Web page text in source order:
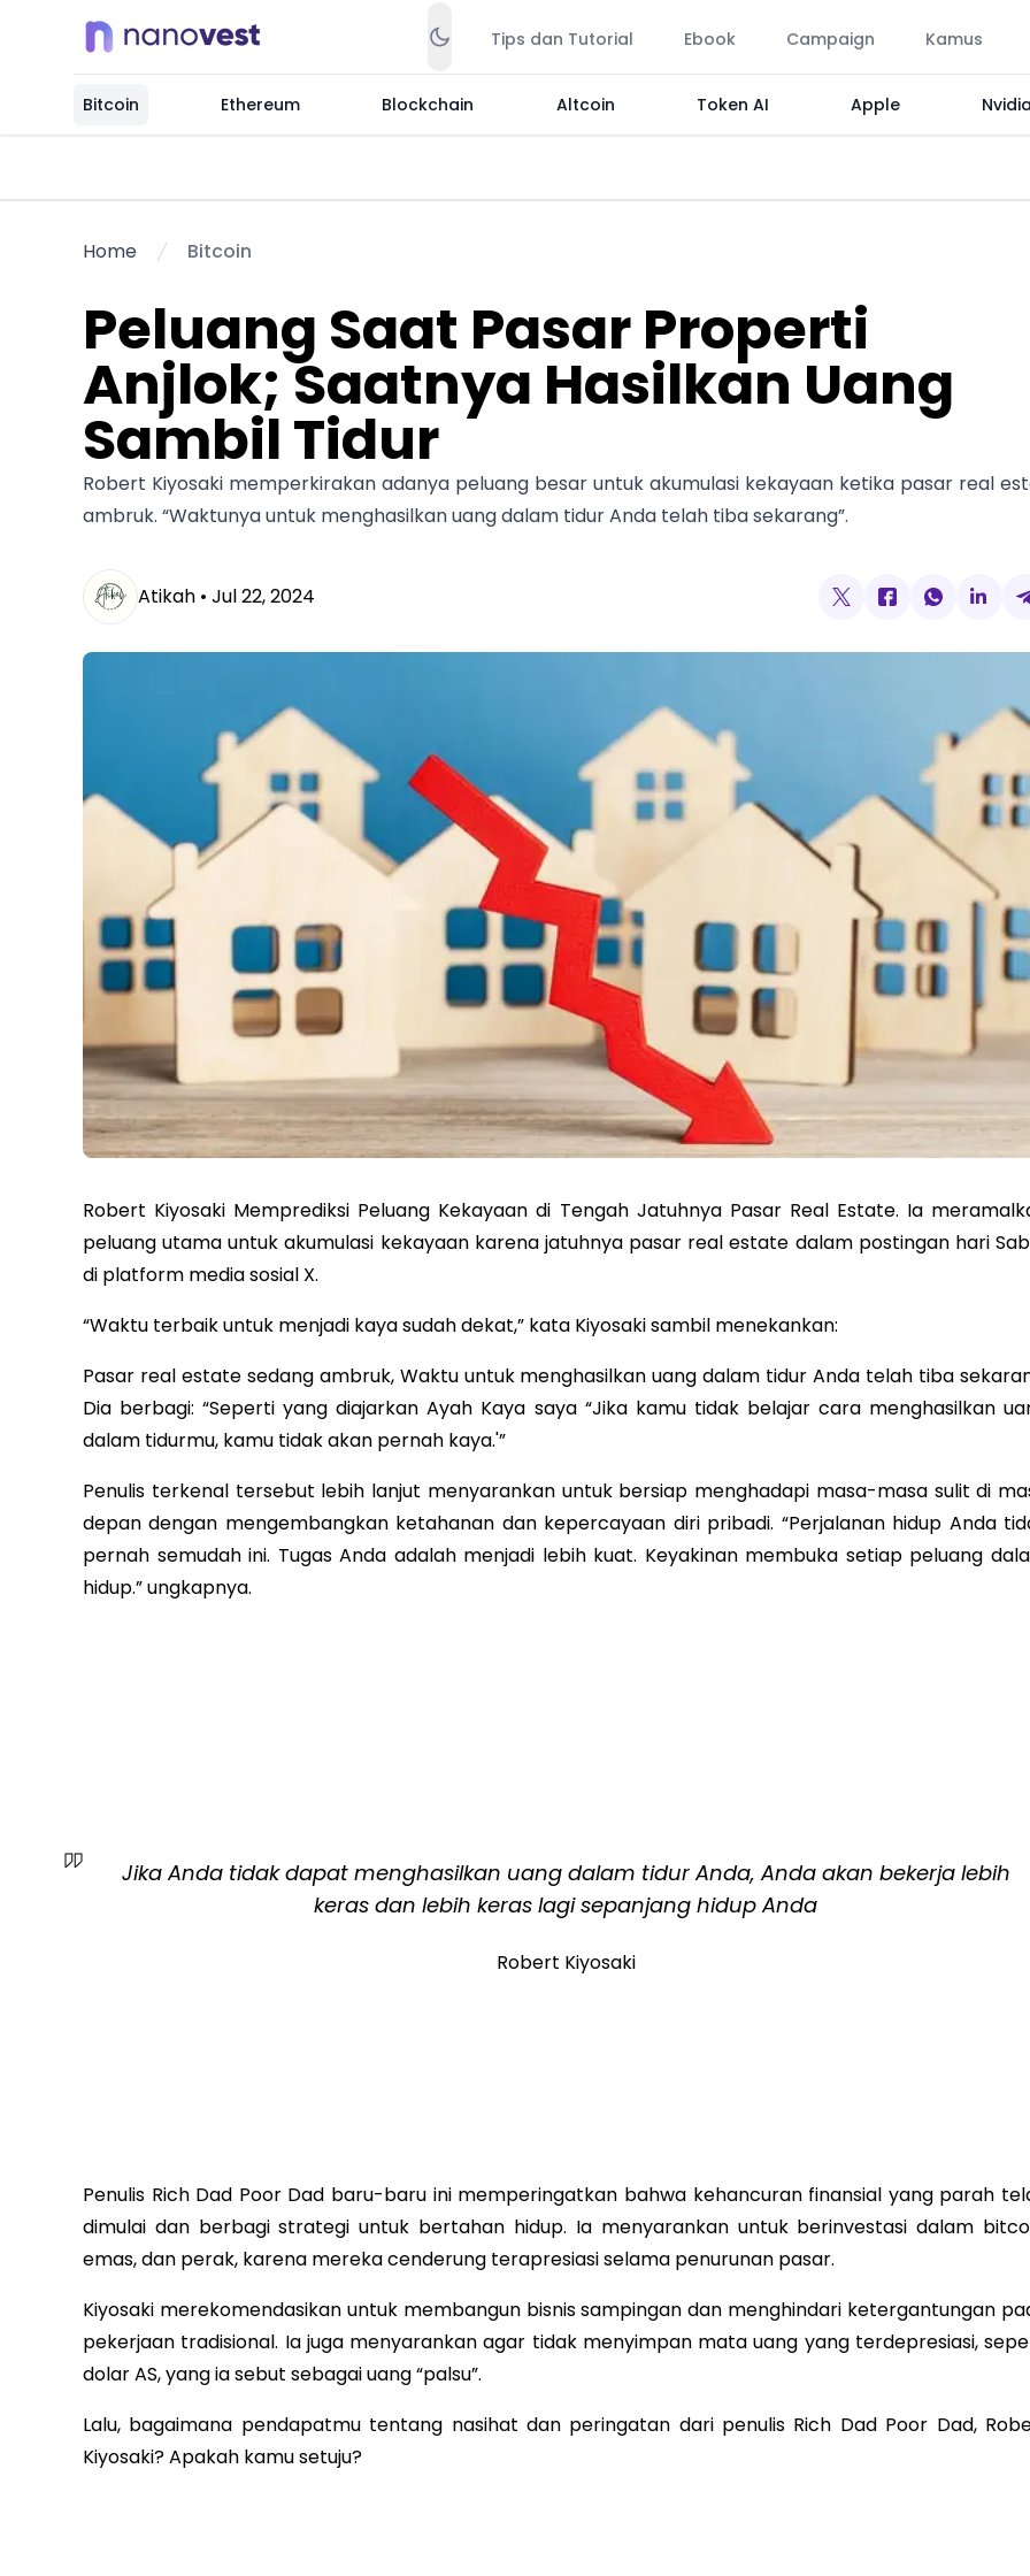
Tips dan Tutorial Ebook Campaign Kamus
Bitcoin Ethereum Blockchain Altcoin Token AI Apple
Home Bitcoin
Peluang Saat Pasar Properti
Anjlok; Saatnya Hasilkan Uang
Sambil Tidur
Robert Kiyosaki memperkirakan adanya peluang besar untuk akumulasi kekayaan ketika pasar real
ambruk. “Waktunya untuk menghasilkan uang dalam tidur Anda telah tiba sekarang”.
Atikah • Jul 22, 2024
Robert Kiyosaki Memprediksi Peluang Kekayaan di Tengah Jatuhnya Pasar Real Estate. Ia
peluang utama untuk akumulasi kekayaan karena jatuhnya pasar real estate dalam postingan hari
di platform media sosial X.
“Waktu terbaik untuk menjadi kaya sudah dekat,” kata Kiyosaki sambil menekankan:
Pasar real estate sedang ambruk, Waktu untuk menghasilkan uang dalam tidur Anda telah tiba
Dia berbagi: “Seperti yang diajarkan Ayah Kaya saya “Jika kamu tidak belajar cara menghasilkan
dalam tidurmu, kamu tidak akan pernah kaya.'”
Penulis terkenal tersebut lebih lanjut menyarankan untuk bersiap menghadapi masa-masa sulit di
depan dengan mengembangkan ketahanan dan kepercayaan diri pribadi. “Perjalanan hidup Anda
pernah semudah ini. Tugas Anda adalah menjadi lebih kuat. Keyakinan membuka setiap peluang
hidup.” ungkapnya.
Jika Anda tidak dapat menghasilkan uang dalam tidur Anda, Anda akan bekerja lebih
keras dan lebih keras lagi sepanjang hidup Anda
Robert Kiyosaki
Penulis Rich Dad Poor Dad baru-baru ini memperingatkan bahwa kehancuran finansial yang parah
dimulai dan berbagi strategi untuk bertahan hidup. Ia menyarankan untuk berinvestasi dalam
emas, dan perak, karena mereka cenderung terapresiasi selama penurunan pasar.
Kiyosaki merekomendasikan untuk membangun bisnis sampingan dan menghindari ketergantungan
pekerjaan tradisional. Ia juga menyarankan agar tidak menyimpan mata uang yang terdepresiasi,
dolar AS, yang ia sebut sebagai uang “palsu”.
Lalu, bagaimana pendapatmu tentang nasihat dan peringatan dari penulis Rich Dad Poor Dad,
Kiyosaki? Apakah kamu setuju?